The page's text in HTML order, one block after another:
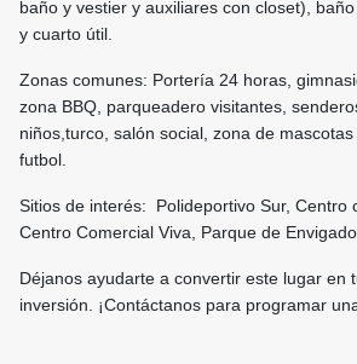
baño y vestier y auxiliares con closet),
y cuarto útil.
Zonas comunes: Portería 24 horas,
zona BBQ, parqueadero visitantes,
niños,turco, salón social, zona de
futbol.
Sitios de interés: Polideportivo Sur, Centro
Centro Comercial Viva, Parque de Envigado.
Déjanos ayudarte a convertir este lugar en
inversión. ¡Contáctanos para programar